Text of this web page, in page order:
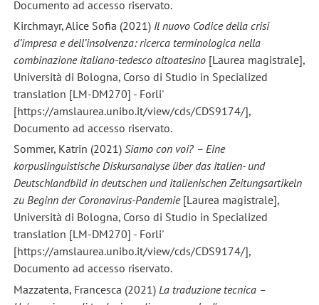
Documento ad accesso riservato.
Kirchmayr, Alice Sofia (2021) Il nuovo Codice della crisi
d’impresa e dell’insolvenza: ricerca terminologica nella
combinazione italiano-tedesco altoatesino[Laurea magistrale],
Università di Bologna, Corso di Studio in Specialized
translation [LM-DM270] - Forli'
[https://amslaurea.unibo.it/view/cds/CDS9174/],
Documento ad accesso riservato.
Sommer, Katrin (2021) Siamo con voi? – Eine
korpuslinguistische Diskursanalyse über das Italien- und
Deutschlandbild in deutschen und italienischen Zeitungsartikeln
zu Beginn der Coronavirus-Pandemie [Laurea magistrale],
Università di Bologna, Corso di Studio in Specialized
translation [LM-DM270] - Forli'
[https://amslaurea.unibo.it/view/cds/CDS9174/],
Documento ad accesso riservato.
Mazzatenta, Francesca (2021) La traduzione tecnica –